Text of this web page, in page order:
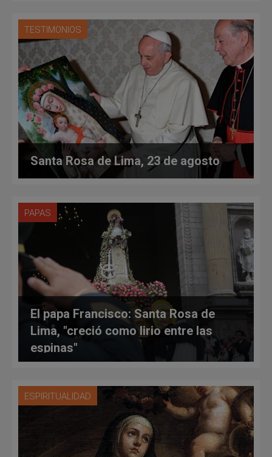
TESTIMONIOS
Santa Rosa de Lima, 23 de agosto
PAPAS
El papa Francisco: Santa Rosa de
Lima, "creció como lirio entre las
espinas"
ESPIRITUALIDAD